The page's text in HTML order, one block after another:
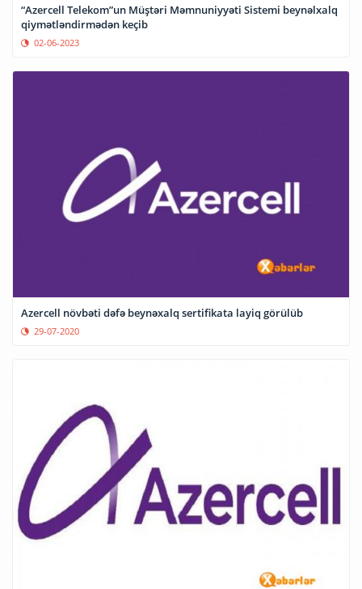
“Azercell Telekom”un Müştəri Məmnuniyyəti Sistemi beynəlxalq
qiymətləndirmədən keçib
02-06-2023
Azercell növbəti dəfə beynəxalq sertifikata layiq görülüb
29-07-2020